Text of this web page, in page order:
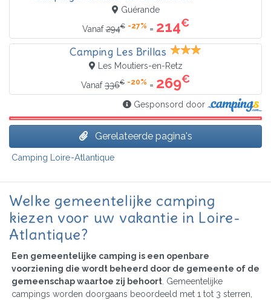
Guérande
Vanaf294€ -27% = 214€
Camping Les Brillas
Les Moutiers-en-Retz
Vanaf336€ -20% = 269€
Gesponsord door
Gerelateerde pagina's
Camping Loire-Atlantique
Welke gemeentelijke camping
kiezen voor uw vakantie in Loire-
Atlantique?
Een gemeentelijke camping is een openbare
voorziening die wordt beheerd door de gemeente of de
gemeenschap waartoe zij behoort . Gemeentelijke
campings worden doorgaans beoordeeld met 1 tot 3 sterren,